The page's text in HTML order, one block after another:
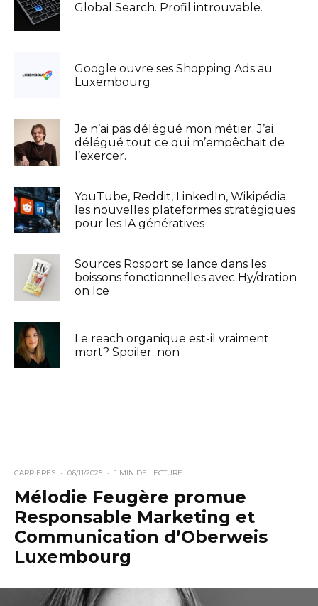
Global Search. Profil introuvable.
Google ouvre ses Shopping Ads au
Luxembourg
Je n’ai pas délégué mon métier. J’ai
délégué tout ce qui m’empêchait de
l’exercer.
YouTube, Reddit, LinkedIn, Wikipédia:
les nouvelles plateformes stratégiques
pour les IA génératives
Sources Rosport se lance dans les
boissons fonctionnelles avec Hy/dration
on Ice
Le reach organique est-il vraiment
mort? Spoiler: non
CARRIÈRES · 06/11/2025 · 1 MIN DE LECTURE
Mélodie Feugère promue
Responsable Marketing et
Communication d’Oberweis
Luxembourg